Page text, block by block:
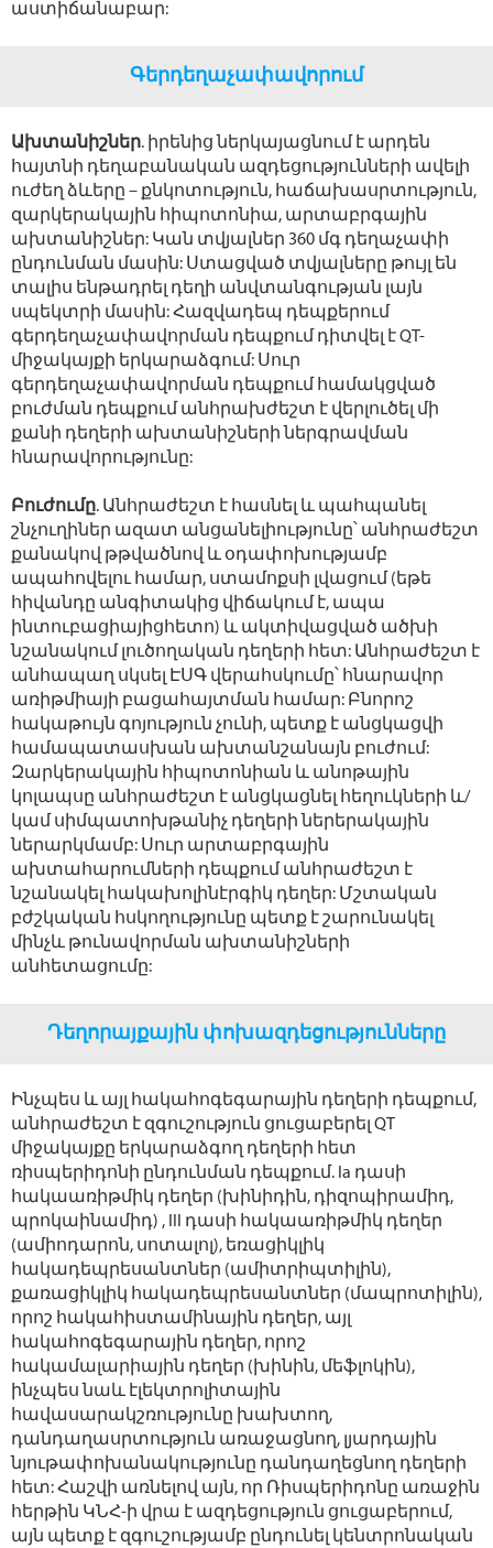
աստիճանաբար:
Գերդեղաչափավորում
Ախտանիշներ. իրենից ներկայացնում է արդեն
հայտնի դեղաբանական ազդեցությունների ավելի
ուժեղ ձևերը – քնկոտություն, հաճախասրտություն,
զարկերակային հիպոտոնիա, արտաբրգային
ախտանիշներ: Կան տվյալներ 360 մգ դեղաչափի
ընդունման մասին: Ստացված տվյալները թույլ են
տալիս ենթադրել դեղի անվտանգության լայն
սպեկտրի մասին: Հազվադեպ դեպքերում
գերդեղաչափավորման դեպքում դիտվել է QT-
միջակայքի երկարաձգում: Սուր
գերդեղաչափավորման դեպքում համակցված
բուժման դեպքում անհրախժեշտ է վերլուծել մի
քանի դեղերի ախտանիշների ներգրավման
հնարավորությունը:
Բուժումը. Անհրաժեշտ է հասնել և պահպանել
շնչուղիներ ազատ անցանելիությունը՝ անհրաժեշտ
քանակով թթվածնով և օդափոխությամբ
ապահովելու համար, ստամոքսի լվացում (եթե
հիվանդը անգիտակից վիճակում է, ապա
ինտուբացիայիցհետո) և ակտիվացված ածխի
նշանակում լուծողական դեղերի հետ: Անհրաժեշտ է
անհապաղ սկսել ԷՍԳ վերահսկումը՝ հնարավոր
առիթմիայի բացահայտման համար: Բնորոշ
հակաթույն գոյություն չունի, պետք է անցկացվի
համապատասխան ախտանշանայն բուժում:
Զարկերակային հիպոտոնիան և անոթային
կոլապսը անհրաժեշտ է անցկացնել հեղուկների և/
կամ սիմպատոխթանիչ դեղերի ներերակային
ներարկմամբ: Սուր արտաբրգային
ախտահարումների դեպքում անհրաժեշտ է
նշանակել հակախոլինէրգիկ դեղեր: Մշտական
բժշկական հսկողությունը պետք է շարունակել
մինչև թունավորման ախտանիշների
անհետացումը:
Դեղորայքային փոխազդեցությունները
Ինչպես և այլ հակահոգեգարային դեղերի դեպքում,
անհրաժեշտ է զգուշություն ցուցաբերել QT
միջակայքը երկարաձգող դեղերի հետ
ռիսպերիդոնի ընդունման դեպքում. Ia դասի
հակաառիթմիկ դեղեր (խինիդին, դիզոպիրամիդ,
պրոկաինամիդ) , III դասի հակաառիթմիկ դեղեր
(ամիոդարոն, սոտալոլ), եռացիկլիկ
հակադեպրեսանտներ (ամիտրիպտիլին),
քառացիկլիկ հակադեպրեսանտներ (մապրոտիլին),
որոշ հակահիստամինային դեղեր, այլ
հակահոգեգարային դեղեր, որոշ
հակամալարիային դեղեր (խինին, մեֆլոկին),
ինչպես նաև էլեկտրոլիտային
հավասարակշռությունը խախտող,
դանդաղասրտություն առաջացնող, լյարդային
նյութափոխանակությունը դանդաղեցնող դեղերի
հետ: Հաշվի առնելով այն, որ Ռիսպերիդոնը առաջին
հերթին ԿՆՀ-ի վրա է ազդեցություն ցուցաբերում,
այն պետք է զգուշությամբ ընդունել կենտրոնական